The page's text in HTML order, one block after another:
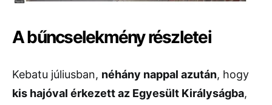
A bűncselekmény részletei
Kebatu júliusban, néhány nappal azután, hogy
kis hajóval érkezett az Egyesült Királyságba,